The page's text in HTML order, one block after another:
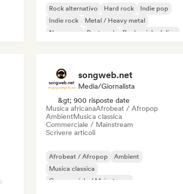
Rock alternativo Hard rock
Indie pop
Indie rock
Metal / Heavy metal
New wave
Post punk Rock psichedelico
songweb.net
Media/Giornalista
&gt; 900 risposte date
Musica africanaAfrobeat / Afropop
AmbientMusica classica
Commerciale / Mainstream
Scrivere articoli
Afrobeat / Afropop
Ambient
Musica classica
Commerciale / Mainstream